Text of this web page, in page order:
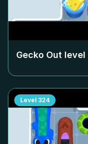
Gecko Out level
Level 324